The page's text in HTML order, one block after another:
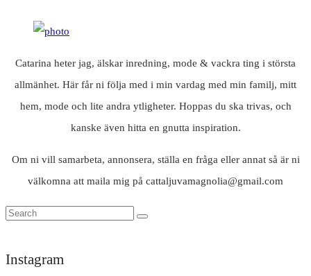
Catarina heter jag, älskar inredning, mode & vackra ting i största
allmänhet. Här får ni följa med i min vardag med min familj, mitt
hem, mode och lite andra ytligheter. Hoppas du ska trivas, och
kanske även hitta en gnutta inspiration.
Om ni vill samarbeta, annonsera, ställa en fråga eller annat så är ni
välkomna att maila mig på cattaljuvamagnolia@gmail.com
Instagram